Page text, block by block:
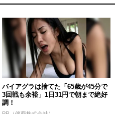
バイアグラは捨てた「65歳が45分で
3回戦も余裕」1日31円で朝まで絶好
調！